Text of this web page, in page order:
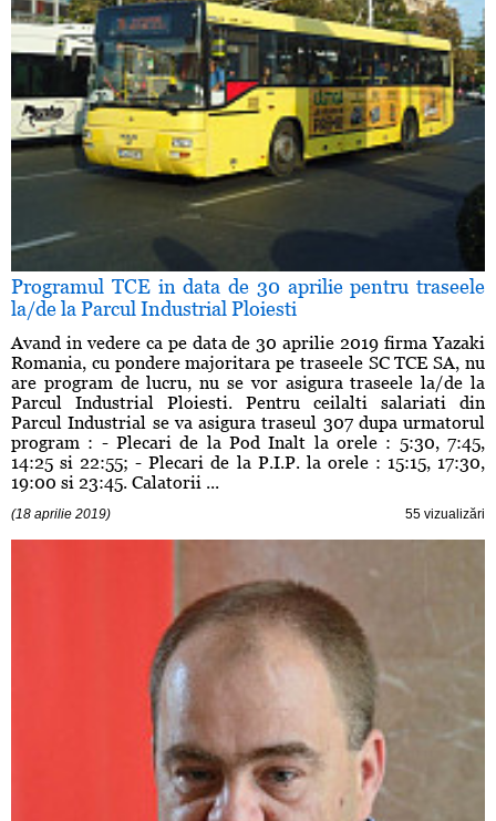
Programul TCE in data de 30 aprilie pentru traseele
la/de la Parcul Industrial Ploiesti
Avand in vedere ca pe data de 30 aprilie 2019 firma Yazaki
Romania, cu pondere majoritara pe traseele SC TCE SA, nu
are program de lucru, nu se vor asigura traseele la/de la
Parcul Industrial Ploiesti. Pentru ceilalti salariati din
Parcul Industrial se va asigura traseul 307 dupa urmatorul
program : - Plecari de la Pod Inalt la orele : 5:30, 7:45,
14:25 si 22:55; - Plecari de la P.I.P. la orele : 15:15, 17:30,
19:00 si 23:45. Calatorii ...
(18 aprilie 2019) 55 vizualizări